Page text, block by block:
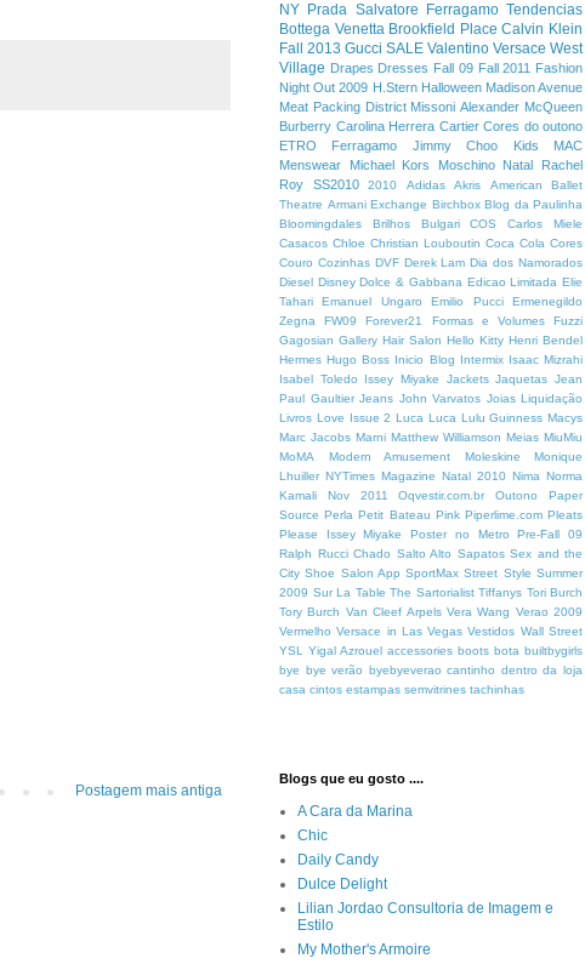
Postagem mais antiga
NY Prada Salvatore Ferragamo Tendencias
Bottega Venetta Brookfield Place Calvin Klein
Fall 2013 Gucci SALE Valentino Versace West
Village Drapes Dresses Fall 09 Fall 2011 Fashion
Night Out 2009 H.Stern Halloween Madison Avenue
Meat Packing District Missoni Alexander McQueen
Burberry Carolina Herrera Cartier Cores do outono
ETRO
Ferragamo Jimmy Choo Kids
MAC
Menswear
Michael Kors Moschino Natal
Rachel
Roy
SS2010 2010 Adidas Akris
American Ballet
Theatre Armani Exchange Birchbox Blog da Paulinha
Bloomingdales
Brilhos Bulgari COS
Carlos Miele
Casacos Chloe Christian Louboutin Coca Cola Cores
Couro Cozinhas DVF Derek Lam Dia dos Namorados
Diesel Disney Dolce & Gabbana Edicao Limitada Elie
Tahari
Emanuel Ungaro Emilio Pucci
Ermenegildo
Zegna
FW09 Forever21 Formas e Volumes
Fuzzi
Gagosian Gallery Hair Salon Hello Kitty Henri Bendel
Hermes Hugo Boss Inicio Blog Intermix Isaac Mizrahi
Isabel Toledo
Issey Miyake Jackets Jaquetas Jean
Paul Gaultier Jeans John Varvatos Joias Liquidação
Livros Love Issue 2 Luca Luca Lulu Guinness Macys
Marc Jacobs Marni Matthew Williamson Meias MiuMiu
MoMA
Modern Amusement Moleskine
Monique
Lhuiller NYTimes Magazine Natal 2010 Nima Norma
Kamali
Nov 2011 Oqvestir.com.br Outono
Paper
Source Perla Petit Bateau Pink Piperlime.com Pleats
Please Issey Miyake
Poster no Metro
Pre-Fall 09
Ralph Rucci Chado Salto Alto Sapatos Sex and the
City Shoe Salon App SportMax Street Style Summer
2009 Sur La Table The Sartorialist Tiffanys Tori Burch
Tory Burch Van Cleef Arpels Vera Wang Verao 2009
Vermelho Versace in Las Vegas Vestidos Wall Street
YSL
Yigal Azrouel accessories boots bota builtbygirls
bye bye verão byebyeverao cantinho dentro da loja
casa cintos estampas semvitrines tachinhas
Blogs que eu gosto ....
A Cara da Marina
Chic
Daily Candy
Dulce Delight
Lilian Jordao Consultoria de Imagem e
Estilo
My Mother's Armoire